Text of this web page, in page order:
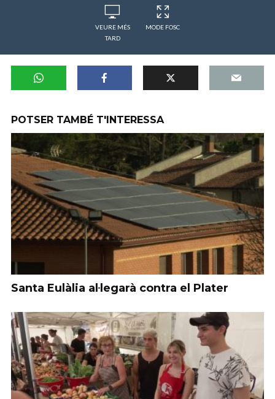
VEURE MÉS
TARD
MODE FOSC
POTSER TAMBÉ T'INTERESSA
Santa Eulàlia al·legarà contra el Plater